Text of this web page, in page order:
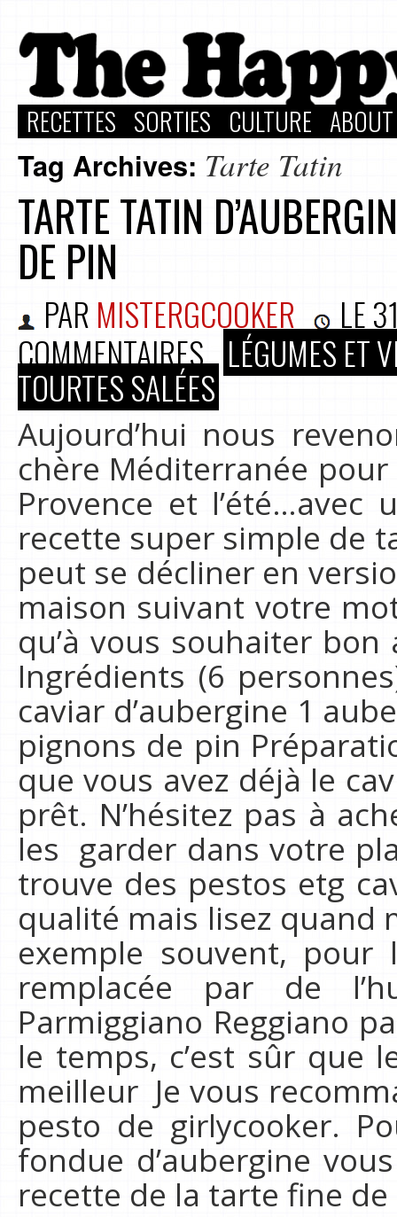
RECETTES SORTIES CULTURE
Tag Archives: Tarte Tatin
TARTE TATIN
DE PIN
PAR MISTERGCOOKER LE
COMMENTAIRES LÉGUMES ET
TOURTES SALÉES
Aujourd’hui nous
chère Méditerranée
Provence et l’été…avec
recette super simple de
peut se décliner en
maison suivant votre
qu’à vous souhaiter
Ingrédients (6
caviar d’aubergine 1
pignons de pin
que vous avez déjà le
prêt. N’hésitez pas à
les garder dans votre
trouve des pestos etg
qualité mais lisez quand
exemple souvent, pour
remplacée par de
Parmiggiano Reggiano
le temps, c’est sûr que
meilleur Je vous
pesto de girlycooker.
fondue d’aubergine
recette de la tarte fine